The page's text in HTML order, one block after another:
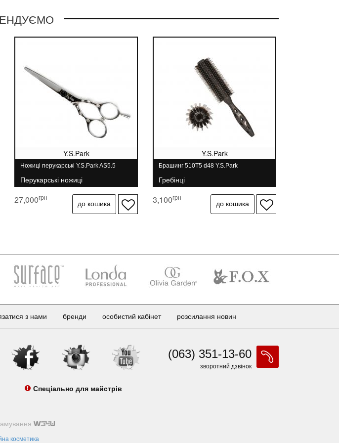
І ОТВОРИ
дизайну Y.S.Park служать для полегшення та міцності конструкції, а так само
стрижки, сприяють видаленню вологи з рук і дають додатковий контроль над
Y.S.Park для ультра-чітких стрижок.
зі спеціального матеріалу, що дозволяє легко гнутися, повторювати контури
слідувати лініях, наприклад, при тушівкі.
обушком ергономічної форми, що б зручніше і надійніше розташовуватися в
поверхні не дає інструменту вислизати з рук навіть при швидкій роботі.
Y.S.Park
Ножиці перукарські Y.S.Park AS5.5
Перукарські ножиці
27,000грн
Y.S.Park
Брашинг 510T5 d48 Y.S.Park
Гребінці
3,100грн
з нами бренди особистий кабінет розсилання новин
Спеціально для майстрів
(063) 351-13-60
зворотний дзвінок
косметика